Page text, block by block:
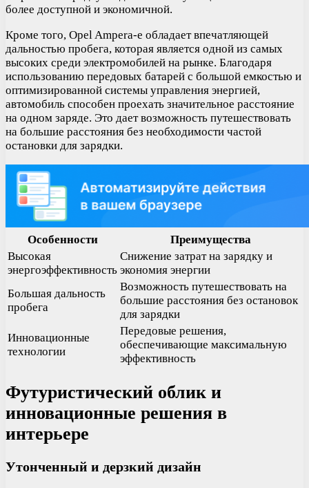
более доступной и экономичной.
Кроме того, Opel Ampera-e обладает впечатляющей
дальностью пробега, которая является одной из самых
высоких среди электромобилей на рынке. Благодаря
использованию передовых батарей с большой емкостью и
оптимизированной системы управления энергией,
автомобиль способен проехать значительное расстояние
на одном заряде. Это дает возможность путешествовать
на большие расстояния без необходимости частой
остановки для зарядки.
Особенности
Преимущества
Высокая
энергоэффективность
Снижение затрат на зарядку и
экономия энергии
Большая дальность
пробега
Возможность путешествовать на
большие расстояния без остановок
для зарядки
Инновационные
технологии
Передовые решения,
обеспечивающие максимальную
эффективность
Футуристический облик и
инновационные решения в
интерьере
Утонченный и дерзкий дизайн